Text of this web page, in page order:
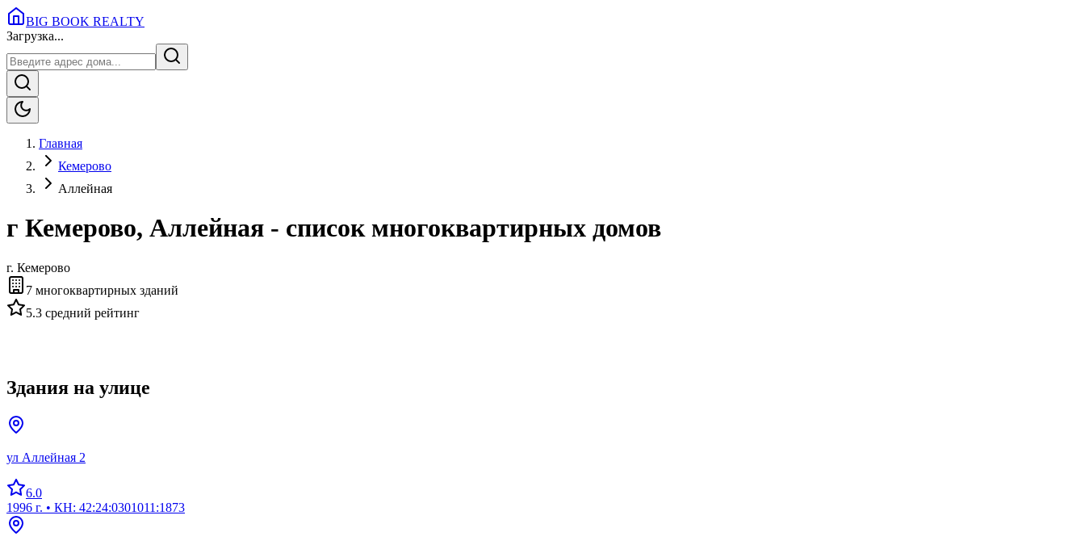
BIG BOOK REALTY
Загрузка...
Главная
Кемерово
Аллейная
г Кемерово, Аллейная - список многоквартирных домов
г. Кемерово
7 многоквартирных зданий
5.3 средний рейтинг
Здания на улице
ул Аллейная 2
6.0
1996 г. • КН: 42:24:0301011:1873